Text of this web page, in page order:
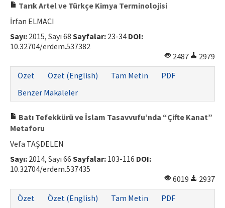
Tarık Artel ve Türkçe Kimya Terminolojisi
İrfan ELMACI
Sayı: 2015, Sayı 68 Sayfalar: 23-34 DOI:
10.32704/erdem.537382
2487
2979
Özet
Özet (English) Tam Metin
PDF
Benzer Makaleler
Batı Tefekkürü ve İslam Tasavvufu’nda “Çifte Kanat”
Metaforu
Vefa TAŞDELEN
Sayı: 2014, Sayı 66 Sayfalar: 103-116 DOI:
10.32704/erdem.537435
6019
2937
Özet
Özet (English) Tam Metin
PDF